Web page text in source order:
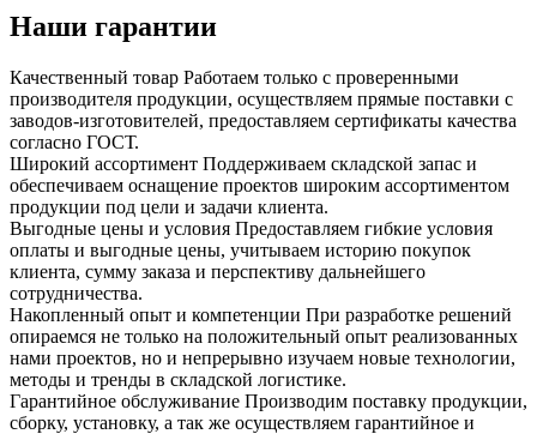
Наши гарантии
Качественный товар Работаем только с проверенными
производителя продукции, осуществляем прямые поставки с
заводов-изготовителей, предоставляем сертификаты качества
согласно ГОСТ.
Широкий ассортимент Поддерживаем складской запас и
обеспечиваем оснащение проектов широким ассортиментом
продукции под цели и задачи клиента.
Выгодные цены и условия Предоставляем гибкие условия
оплаты и выгодные цены, учитываем историю покупок
клиента, сумму заказа и перспективу дальнейшего
сотрудничества.
Накопленный опыт и компетенции При разработке решений
опираемся не только на положительный опыт реализованных
нами проектов, но и непрерывно изучаем новые технологии,
методы и тренды в складской логистике.
Гарантийное обслуживание Производим поставку продукции,
сборку, установку, а так же осуществляем гарантийное и